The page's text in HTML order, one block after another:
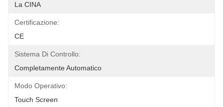
La CINA
Certificazione:
CE
Sistema Di Controllo:
Completamente Automatico
Modo Operativo:
Touch Screen